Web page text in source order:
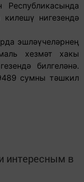
Республикасында
нигезендә
эшләүчеләрнең
хезмәт хакы
билгеләнә.
сумны тәшкил
интересным в